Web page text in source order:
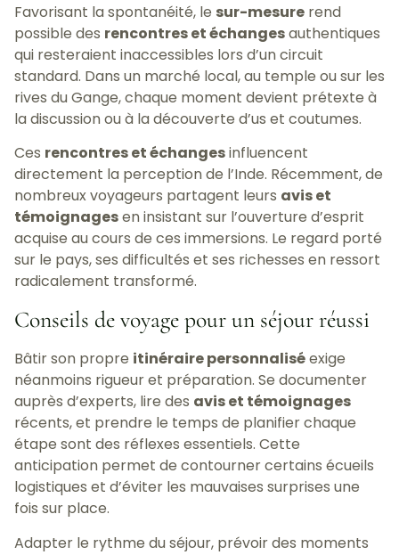
Favorisant la spontanéité, le sur-mesure rend
possible des rencontres et échangesauthentiques
qui resteraient inaccessibles lors d’un circuit
standard. Dans un marché local, au temple ou sur les
rives du Gange, chaque moment devient prétexte à
la discussion ou à la découverte d’us et coutumes.
Ces rencontres et échangesinfluencent
directement la perception de l’Inde. Récemment, de
nombreux voyageurs partagent leurs avis et
témoignagesen insistant sur l’ouverture d’esprit
acquise au cours de ces immersions. Le regard porté
sur le pays, ses difficultés et ses richesses en ressort
radicalement transformé.
Conseils de voyage pour un séjour réussi
Bâtir son propre itinéraire personnaliséexige
néanmoins rigueur et préparation. Se documenter
auprès d’experts, lire des avis et témoignages
récents, et prendre le temps de planifier chaque
étape sont des réflexes essentiels. Cette
anticipation permet de contourner certains écueils
logistiques et d’éviter les mauvaises surprises une
fois sur place.
Adapter le rythme du séjour, prévoir des moments